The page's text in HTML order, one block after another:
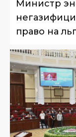
Министр
право на